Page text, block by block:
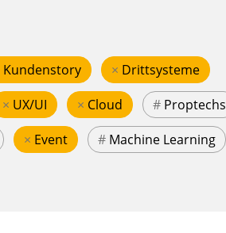
Kundenstory × Drittsysteme
× UX/UI × Cloud # Proptechs
× Event # Machine Learning